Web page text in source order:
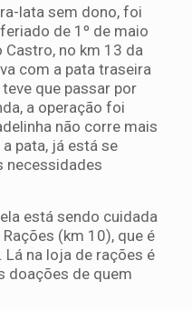
lata sem dono, foi
de 1º de maio
no km 13 da
com a pata traseira
que passar por
a operação foi
não corre mais
pata, já está se
necessidades
está sendo cuidada
(km 10), que é
na loja de rações é
doações de quem